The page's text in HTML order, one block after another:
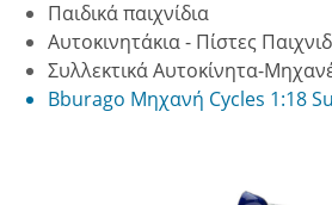
Παιδικά παιχνίδια
Αυτοκινητάκια - Πίστες
Συλλεκτικά Αυτοκίνητα-
Bburago Μηχανή Cycles 1:18